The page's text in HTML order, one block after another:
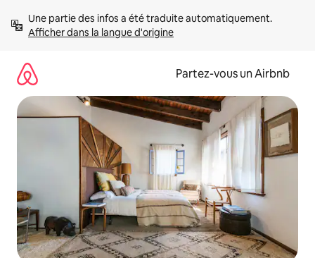
directement
Afficher dans la langue d'origine
Partez-vous un Airbnb